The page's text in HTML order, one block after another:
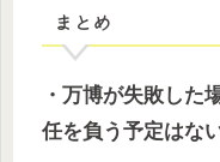
まとめ
・万博が失敗した
任を負う予定はない